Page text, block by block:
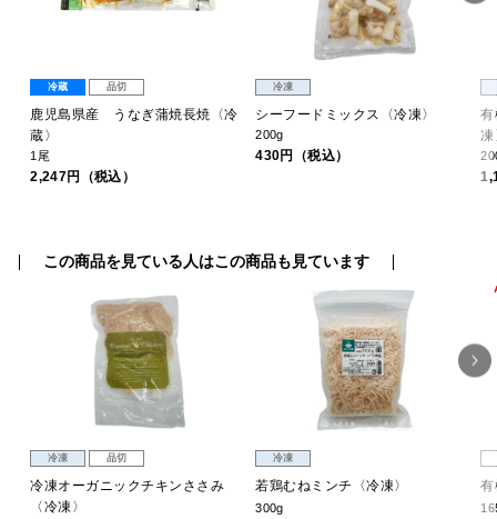
冷蔵 品切
鹿児島県産 うなぎ蒲焼長焼〈冷
蔵〉
1尾
2,247円（税込）
冷凍
シーフードミックス〈冷凍〉
200g
430円（税込）
この商品を見ている人はこの商品も見ています
冷凍 品切
冷凍オーガニックチキンささみ
〈冷凍〉
冷凍
若鶏むねミンチ〈冷凍〉
300g